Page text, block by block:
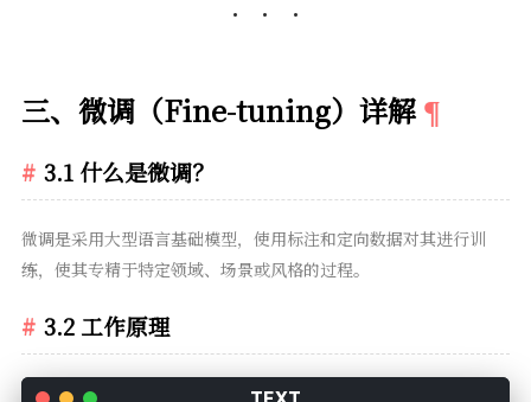
三、微调（Fine-tuning）详解
3.1 什么是微调？
微调是采用大型语言基础模型，使用标注和定向数据对其进行训
练，使其专精于特定领域、场景或风格的过程。
3.2 工作原理